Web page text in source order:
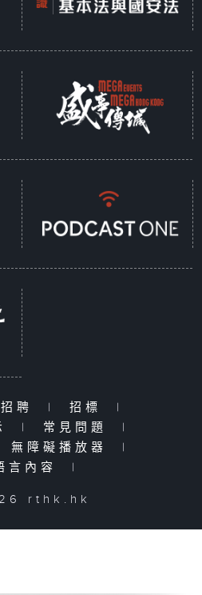
招聘 | 招標
|
| 常見問題
|
無障礙播放器
|
言內容
|
rthk.hk